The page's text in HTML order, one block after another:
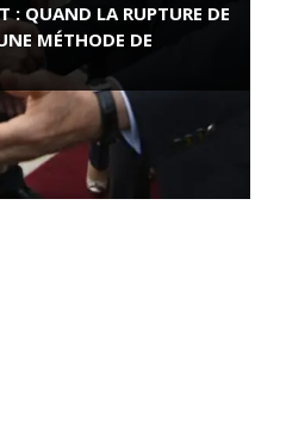
: QUAND LA RUPTURE DE
MÉTHODE DE
DE LA RESISTANCE